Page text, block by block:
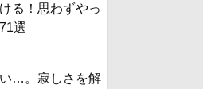
る！思わずやっ
選
い…。寂しさを解